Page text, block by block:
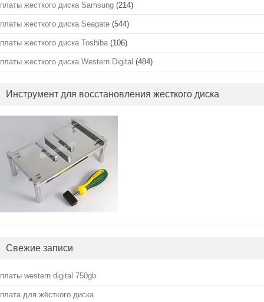
платы жесткого диска Samsung (214)
платы жесткого диска Seagate (544)
платы жесткого диска Toshiba (106)
платы жесткого диска Western Digital (484)
Инструмент для восстановления жесткого диска
Свежие записи
платы western digital 750gb
плата для жёсткого диска